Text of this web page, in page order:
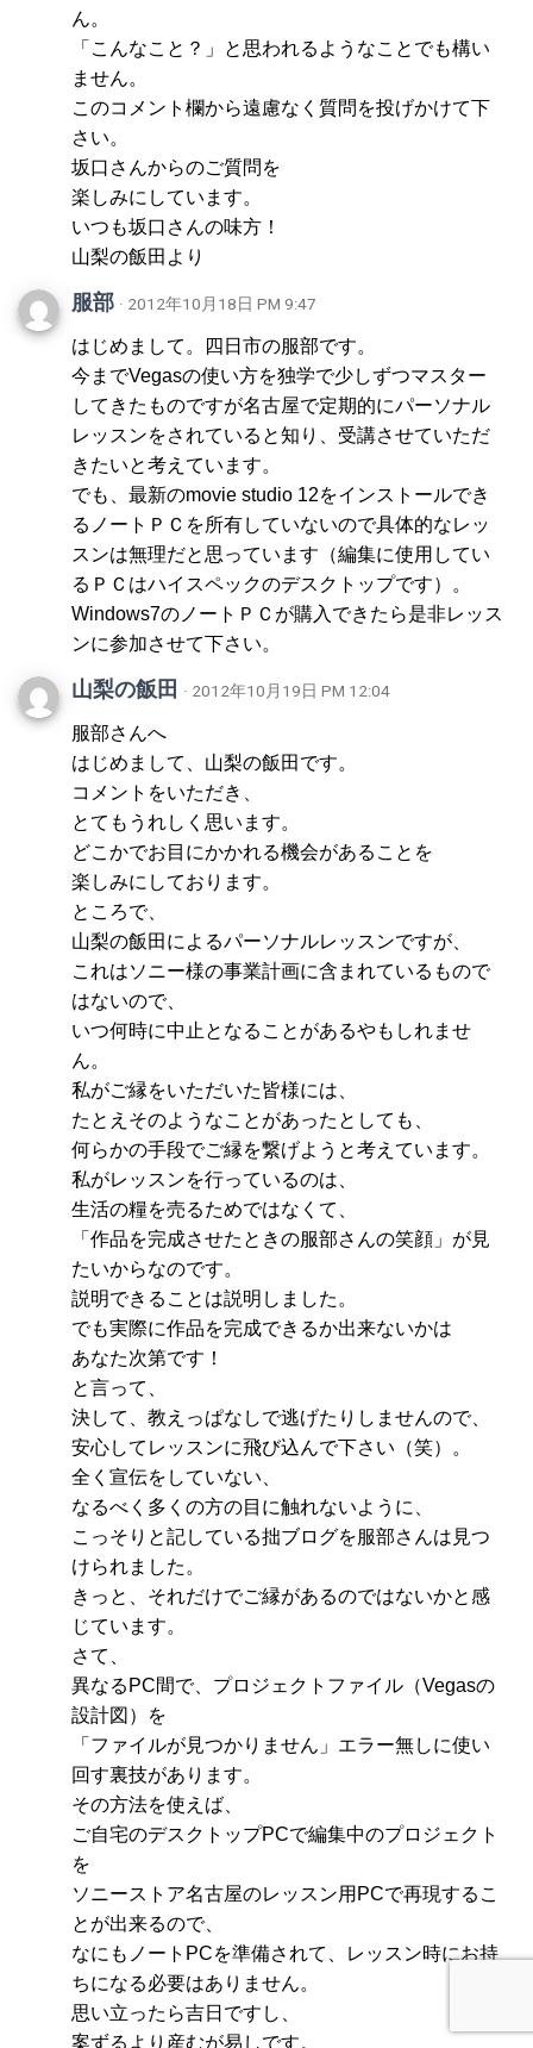
ん。
「こんなこと？」と思われるようなことでも構い
ません。
このコメント欄から遠慮なく質問を投げかけて下
さい。
坂口さんからのご質問を
楽しみにしています。
いつも坂口さんの味方！
山梨の飯田より
服部 · 2012年10月18日 PM 9:47
はじめまして。四日市の服部です。
今までVegasの使い方を独学で少しずつマスター
してきたものですが名古屋で定期的にパーソナル
レッスンをされていると知り、受講させていただ
きたいと考えています。
でも、最新のmovie studio 12をインストールでき
るノートＰＣを所有していないので具体的なレッ
スンは無理だと思っています（編集に使用してい
るＰＣはハイスペックのデスクトップです）。
Windows7のノートＰＣが購入できたら是非レッス
ンに参加させて下さい。
山梨の飯田 · 2012年10月19日 PM 12:04
服部さんへ
はじめまして、山梨の飯田です。
コメントをいただき、
とてもうれしく思います。
どこかでお目にかかれる機会があることを
楽しみにしております。
ところで、
山梨の飯田によるパーソナルレッスンですが、
これはソニー様の事業計画に含まれているもので
はないので、
いつ何時に中止となることがあるやもしれませ
ん。
私がご縁をいただいた皆様には、
たとえそのようなことがあったとしても、
何らかの手段でご縁を繋げようと考えています。
私がレッスンを行っているのは、
生活の糧を売るためではなくて、
「作品を完成させたときの服部さんの笑顔」が見
たいからなのです。
説明できることは説明しました。
でも実際に作品を完成できるか出来ないかは
あなた次第です！
と言って、
決して、教えっぱなしで逃げたりしませんので、
安心してレッスンに飛び込んで下さい（笑）。
全く宣伝をしていない、
なるべく多くの方の目に触れないように、
こっそりと記している拙ブログを服部さんは見つ
けられました。
きっと、それだけでご縁があるのではないかと感
じています。
さて、
異なるPC間で、プロジェクトファイル（Vegasの
設計図）を
「ファイルが見つかりません」エラー無しに使い
回す裏技があります。
その方法を使えば、
ご自宅のデスクトップPCで編集中のプロジェクト
を
ソニーストア名古屋のレッスン用PCで再現するこ
とが出来るので、
なにもノートPCを準備されて、レッスン時にお持
ちになる必要はありません。
思い立ったら吉日ですし、
案ずるより産むが易しです。